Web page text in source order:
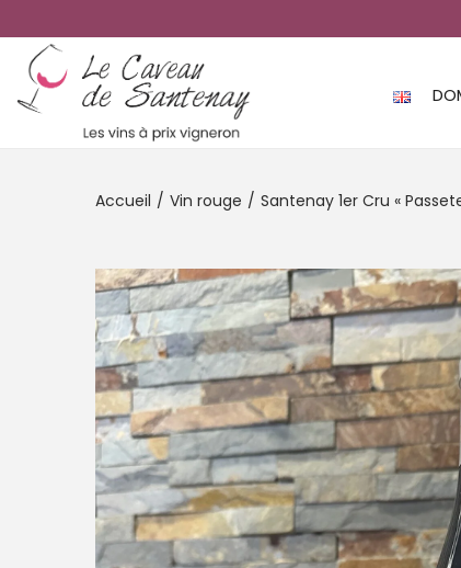
Accueil / Vin rouge / Santenay 1er Cru «